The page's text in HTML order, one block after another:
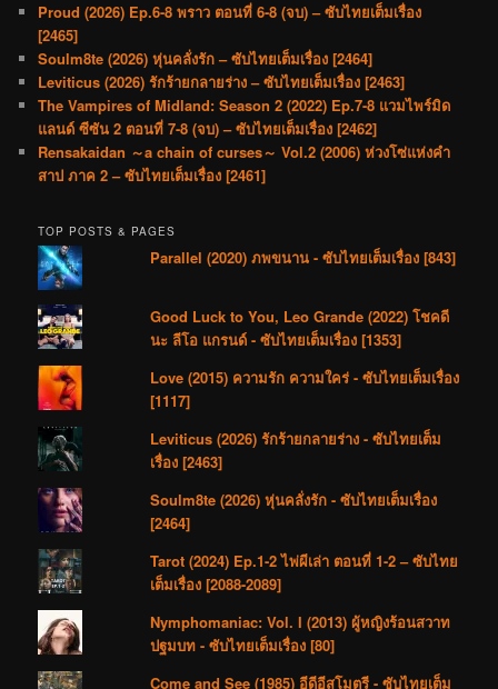
Proud (2026) Ep.6-8 พราว ตอนที่ 6-8 (จบ) – ซับไทยเต็มเรื่อง
[2465]
Soulm8te (2026) หุ่นคลั่งรัก – ซับไทยเต็มเรื่อง [2464]
Leviticus (2026) รักร้ายกลายร่าง – ซับไทยเต็มเรื่อง [2463]
The Vampires of Midland: Season 2 (2022) Ep.7-8 แวมไพร์มิด
แลนด์ ซีซัน 2 ตอนที่ 7-8 (จบ) – ซับไทยเต็มเรื่อง [2462]
Rensakaidan ～a chain of curses～ Vol.2 (2006) ห่วงโซ่แห่งคำ
สาป ภาค 2 – ซับไทยเต็มเรื่อง [2461]
TOP POSTS & PAGES
Parallel (2020) ภพขนาน - ซับไทยเต็มเรื่อง [843]
Good Luck to You, Leo Grande (2022) โชคดี
นะ ลีโอ แกรนด์ - ซับไทยเต็มเรื่อง [1353]
Love (2015) ความรัก ความใคร่ - ซับไทยเต็มเรื่อง
[1117]
Leviticus (2026) รักร้ายกลายร่าง - ซับไทยเต็ม
เรื่อง [2463]
Soulm8te (2026) หุ่นคลั่งรัก - ซับไทยเต็มเรื่อง
[2464]
Tarot (2024) Ep.1-2 ไพ่ผีเล่า ตอนที่ 1-2 – ซับไทย
เต็มเรื่อง [2088-2089]
Nymphomaniac: Vol. I (2013) ผู้หญิงร้อนสวาท
ปฐมบท - ซับไทยเต็มเรื่อง [80]
Come and See (1985) อีดีอีสโมตรี - ซับไทยเต็ม